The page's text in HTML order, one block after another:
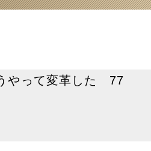
やって変革した 77